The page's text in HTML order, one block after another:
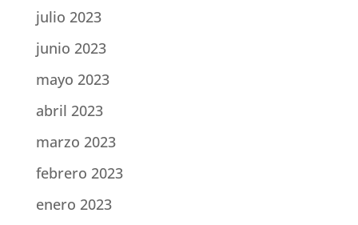
julio 2023
junio 2023
mayo 2023
abril 2023
marzo 2023
febrero 2023
enero 2023